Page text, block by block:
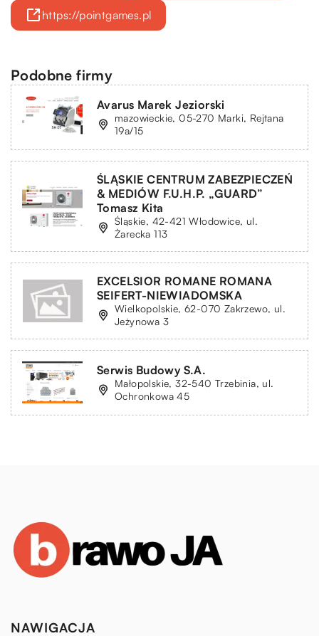
https://pointgames.pl
Podobne firmy
Avarus Marek Jeziorski
mazowieckie, 05-270 Marki, Rejtana
19a/15
ŚLĄSKIE CENTRUM ZABEZPIECZEŃ
& MEDIÓW F.U.H.P. „GUARD”
Tomasz Kita
Śląskie, 42-421 Włodowice, ul.
Żarecka 113
EXCELSIOR ROMANE ROMANA
SEIFERT-NIEWIADOMSKA
Wielkopolskie, 62-070 Zakrzewo, ul.
Jeżynowa 3
Serwis Budowy S.A.
Małopolskie, 32-540 Trzebinia, ul.
Ochronkowa 45
NAWIGACJA